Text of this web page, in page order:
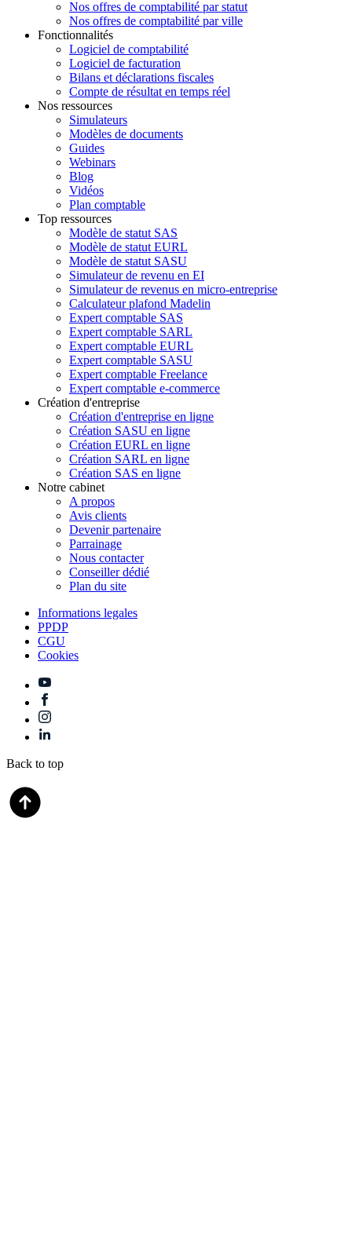
Nos offres de comptabilité par statut
Nos offres de comptabilité par ville
Fonctionnalités
Logiciel de comptabilité
Logiciel de facturation
Bilans et déclarations fiscales
Compte de résultat en temps réel
Nos ressources
Simulateurs
Modèles de documents
Guides
Webinars
Blog
Vidéos
Plan comptable
Top ressources
Modèle de statut SAS
Modèle de statut EURL
Modèle de statut SASU
Simulateur de revenu en EI
Simulateur de revenus en micro-entreprise
Calculateur plafond Madelin
Expert comptable SAS
Expert comptable SARL
Expert comptable EURL
Expert comptable SASU
Expert comptable Freelance
Expert comptable e-commerce
Création d'entreprise
Création d'entreprise en ligne
Création SASU en ligne
Création EURL en ligne
Création SARL en ligne
Création SAS en ligne
Notre cabinet
A propos
Avis clients
Devenir partenaire
Parrainage
Nous contacter
Conseiller dédié
Plan du site
Informations legales
PPDP
CGU
Cookies
Back to top